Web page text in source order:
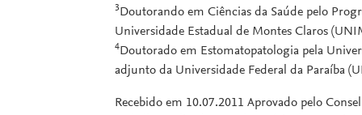
3 Doutorando em Ciências da Saúde pelo
Universidade Estadual de Montes Claros
4 Doutorado em Estomatopatologia pela
adjunto da Universidade Federal da Paraíba
Recebido em 10.07.2011 Aprovado pelo